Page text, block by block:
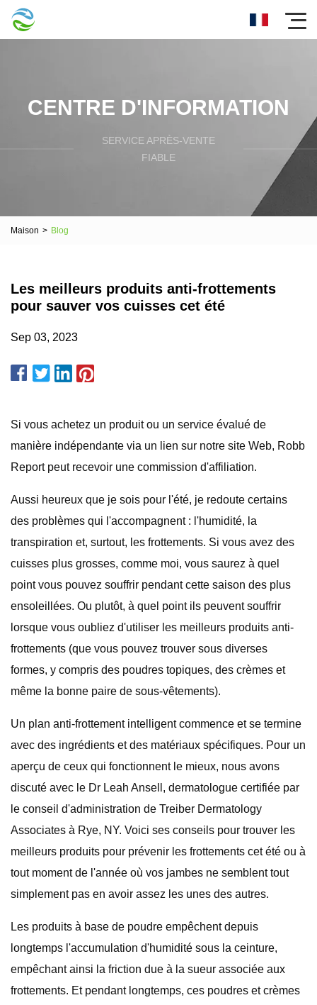
CENTRE D'INFORMATION
SERVICE APRÈS-VENTE
FIABLE
Maison > Blog
Les meilleurs produits anti-frottements
pour sauver vos cuisses cet été
Sep 03, 2023
Si vous achetez un produit ou un service évalué de
manière indépendante via un lien sur notre site Web, Robb
Report peut recevoir une commission d'affiliation.
Aussi heureux que je sois pour l'été, je redoute certains
des problèmes qui l'accompagnent : l'humidité, la
transpiration et, surtout, les frottements. Si vous avez des
cuisses plus grosses, comme moi, vous saurez à quel
point vous pouvez souffrir pendant cette saison des plus
ensoleillées. Ou plutôt, à quel point ils peuvent souffrir
lorsque vous oubliez d'utiliser les meilleurs produits anti-
frottements (que vous pouvez trouver sous diverses
formes, y compris des poudres topiques, des crèmes et
même la bonne paire de sous-vêtements).
Un plan anti-frottement intelligent commence et se termine
avec des ingrédients et des matériaux spécifiques. Pour un
aperçu de ceux qui fonctionnent le mieux, nous avons
discuté avec le Dr Leah Ansell, dermatologue certifiée par
le conseil d'administration de Treiber Dermatology
Associates à Rye, NY. Voici ses conseils pour trouver les
meilleurs produits pour prévenir les frottements cet été ou à
tout moment de l'année où vos jambes ne semblent tout
simplement pas en avoir assez les unes des autres.
Les produits à base de poudre empêchent depuis
longtemps l'accumulation d'humidité sous la ceinture,
empêchant ainsi la friction due à la sueur associée aux
frottements. Et pendant longtemps, ces poudres et crèmes